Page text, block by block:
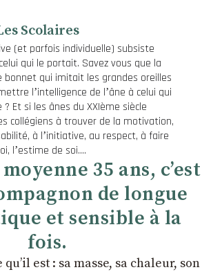
Scolaires
(et parfois individuelle) subsiste
qui le portait. Savez vous que la
qui imitait les grandes oreilles
lʼintelligence de lʼâne à celui qui
Et si les ânes du XXIème siècle
collégiens à trouver de la motivation,
à lʼinitiative, au respect, à faire
lʼestime de soi….
35 ans, cʼest
de longue
et sensible à la
fois.
est : sa masse, sa chaleur, son